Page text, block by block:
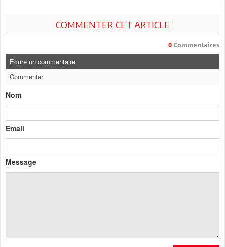
COMMENTER CET ARTICLE
0 Commentaires
Ecrire un commentaire
Commenter
Nom
Email
Message